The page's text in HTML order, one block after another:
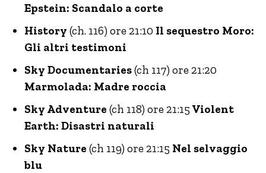
Epstein: Scandalo a corte
History (ch. 116) ore 21:10 Il sequestro Moro:
Gli altri testimoni
Sky Documentaries(ch 117) ore 21:20
Marmolada: Madre roccia
Sky Adventure (ch 118) ore 21:15 Violent
Earth: Disastri naturali
Sky Nature (ch 119) ore 21:15 Nel selvaggio
blu